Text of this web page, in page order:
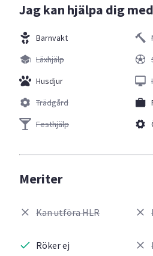
Jag kan hjälpa dig
Barnvakt
Läxhjälp
Husdjur
Trädgård
Festhjälp
Meriter
Kan utföra HLR
Röker ej